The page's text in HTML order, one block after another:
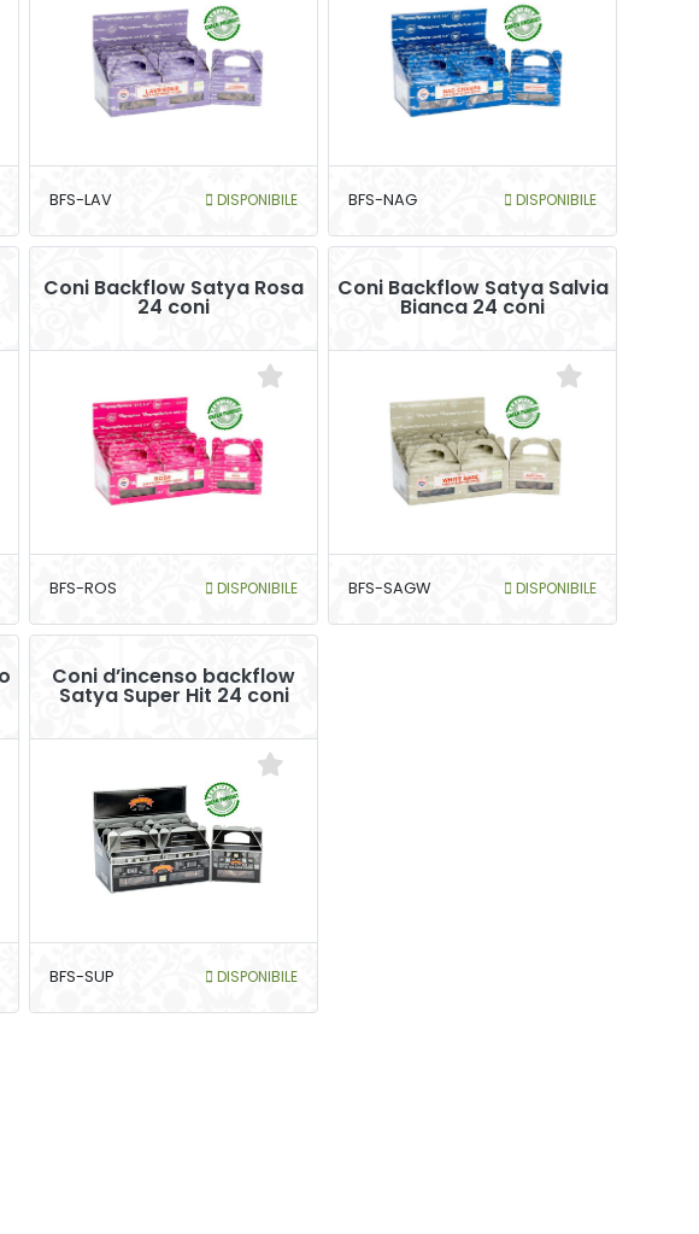
BFS-LAV DISPONIBILE BFS-NAG DISPONIBILE
Coni Backflow Satya Rosa
24 coni
BFS-ROS DISPONIBILE
Coni Backflow Satya Salvia
Bianca 24 coni
BFS-SAGW DISPONIBILE
Coni d’incenso backflow
Satya Super Hit 24 coni
BFS-SUP DISPONIBILE